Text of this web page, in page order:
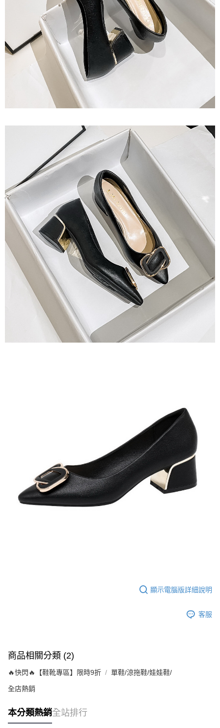
顯示電腦版詳細說明
客服
商品相關分類 (2)
🔥快閃🔥【鞋靴專區】限時9折 單鞋/涼拖鞋/娃娃鞋/
全店熱銷
本分類熱銷全站排行